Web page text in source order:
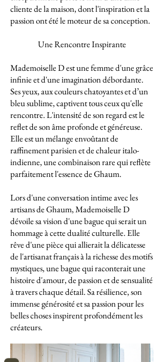
cliente de la maison, dont l'inspiration et la
passion ont été le moteur de sa conception.
Une Rencontre Inspirante
Mademoiselle D est une femme d'une grâce
infinie et d'une imagination débordante.
Ses yeux, aux couleurs chatoyantes et d’un
bleu sublime, captivent tous ceux qu'elle
rencontre. L'intensité de son regard est le
reflet de son âme profonde et généreuse.
Elle est un mélange envoûtant de
raffinement parisien et de chaleur italo-
indienne, une combinaison rare qui reflète
parfaitement l'essence de Ghaum.
Lors d'une conversation intime avec les
artisans de Ghaum, Mademoiselle D
dévoile sa vision d'une bague qui serait un
hommage à cette dualité culturelle. Elle
rêve d'une pièce qui allierait la délicatesse
de l'artisanat français à la richesse des motifs
mystiques, une bague qui raconterait une
histoire d'amour, de passion et de sensualité
à travers chaque détail. Sa résilience, son
immense générosité et sa passion pour les
belles choses inspirent profondément les
créateurs.